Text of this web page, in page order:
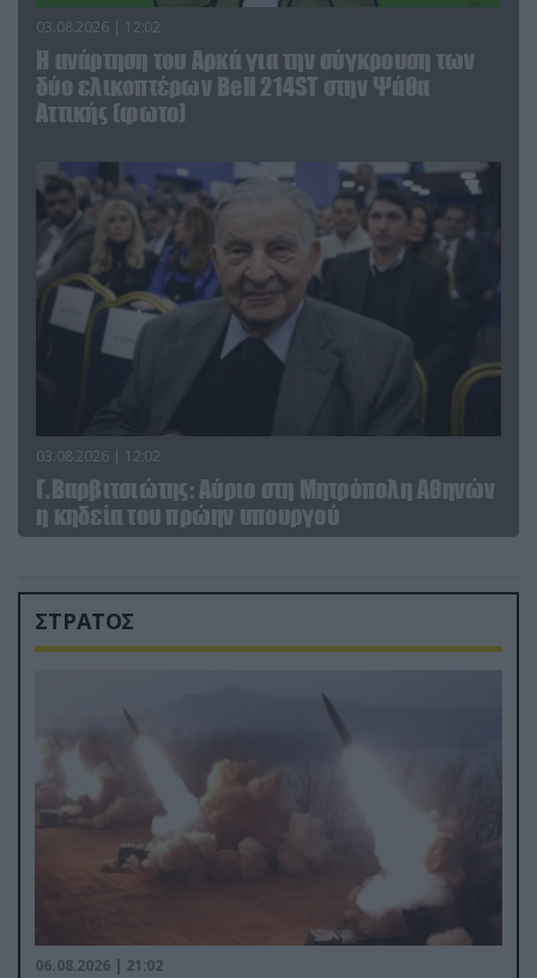
03.08.2026 | 12:02
Η ανάρτηση του Αρκά για την σύγκρουση των
δύο ελικοπτέρων Bell 214ST στην Ψάθα
Αττικής (φωτο)
03.08.2026 | 12:02
Γ.Βαρβιτσιώτης: Aύριο στη Μητρόπολη Αθηνών
η κηδεία του πρώην υπουργού
ΣΤΡΑΤΟΣ
06.08.2026 | 21:02